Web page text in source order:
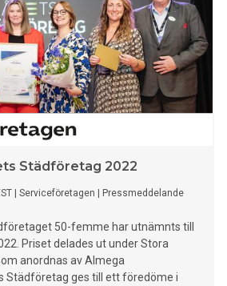
Städföretag 2022
Serviceföretagen Pressmeddelande
50-femme har utnämnts till
Priset delades ut under Stora
anordnas av Almega
Städföretag ges till ett föredöme i